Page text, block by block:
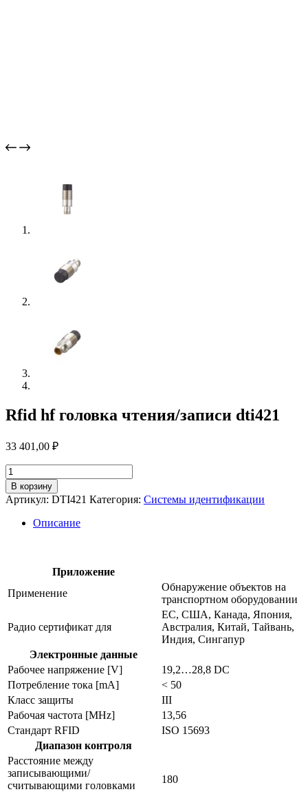
Rfid hf головка чтения/записи dti421
33 401,00 ₽
Количество
товара
Rfid
hf
головка
чтения/
В корзину
Артикул: DTI421 Категория: Системы идентификации
Описание
Приложение
Применение
Обнаружение объектов на
транспортном оборудовании
Радио сертификат для
ЕС, США, Канада, Япония,
Австралия, Китай, Тайвань,
Индия, Сингапур
Электронные данные
Рабочее напряжение [V]
19,2…28,8 DC
Потребление тока [mA]
< 50
Класс защиты
III
Рабочая частота [MHz]
13,56
Стандарт RFID
ISO 15693
Диапазон контроля
Расстояние между
записывающими/
считывающими головками
180